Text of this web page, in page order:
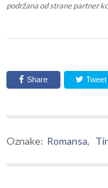
podržana od strane partner
Share Tweet
Oznake: Romansa,